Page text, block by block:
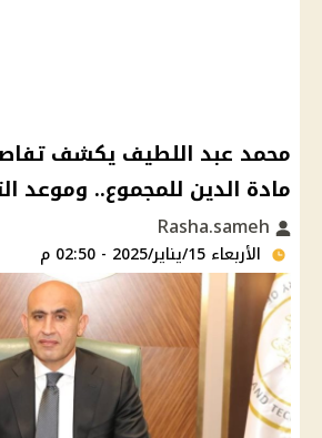
محمد عبد اللطيف يكشف
مادة الدين للمجموع.. وموعد
الأربعاء 15/يناير/2025 - 02:50 م